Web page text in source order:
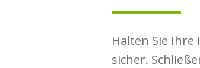
Halten Sie
sicher.